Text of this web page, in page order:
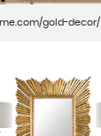
gold-decor/